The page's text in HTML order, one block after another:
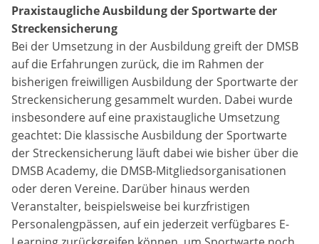
Praxistaugliche Ausbildung der Sportwarte der
Streckensicherung
Bei der Umsetzung in der Ausbildung greift der DMSB
auf die Erfahrungen zurück, die im Rahmen der
bisherigen freiwilligen Ausbildung der Sportwarte der
Streckensicherung gesammelt wurden. Dabei wurde
insbesondere auf eine praxistaugliche Umsetzung
geachtet: Die klassische Ausbildung der Sportwarte
der Streckensicherung läuft dabei wie bisher über die
DMSB Academy, die DMSB-Mitgliedsorganisationen
oder deren Vereine. Darüber hinaus werden
Veranstalter, beispielsweise bei kurzfristigen
Personalengpässen, auf ein jederzeit verfügbares E-
von Videos auf unserer Website gesetzt werden.
Google Maps
Anbieter:
Google LLC
Zweck:
Cookies, die ggf. zur Einbettung und Bereitstellung
von interaktiven Karten auf unserer Website gesetzt
werden.
Marketing